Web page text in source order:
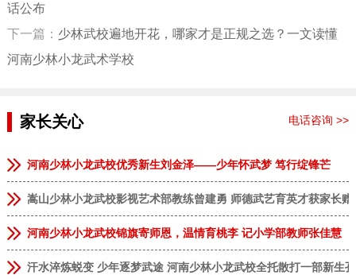
话公布
下一篇： 少林武校遍地开花，哪家才是正规之选？一文读懂
河南少林小龙武术学校
家长关心 电话咨询 >>
河南少林小龙武校优秀新生刘金泽——少年怀武梦 笃行绽锋芒
嵩山少林小龙武校影视艺术部教练曾建勇 师德武艺育英才获家长赠
河南少林小龙武校锦旗寄师恩，温情育桃李 记小学部教师张佳慧
汗水淬炼蜕变 少年逐梦武途 河南少林小龙武校全托散打一部新生